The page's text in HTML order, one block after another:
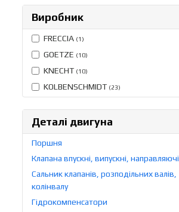
Виробник
FRECCIA (1)
GOETZE (10)
KNECHT (10)
KOLBENSCHMIDT (23)
Деталі двигуна
Поршня
Клапана впускні, випускні, направляючі
Сальник клапанів, розподільних валів,
колінвалу
Гідрокомпенсатори